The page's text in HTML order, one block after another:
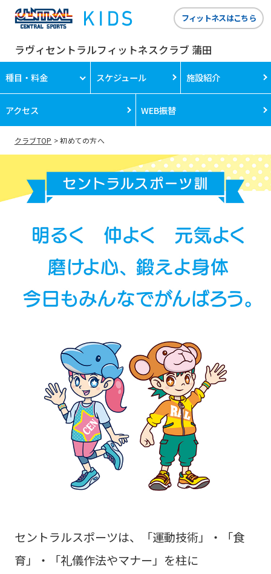
ラヴィセントラルフィットネスクラブ 蒲田
フィットネスはこちら
種目・料金 スケジュール 施設紹介
アクセス WEB振替
クラブTOP 初めての方へ
セントラルスポーツは、「運動技術」・「食
育」・「礼儀作法やマナー」を柱に